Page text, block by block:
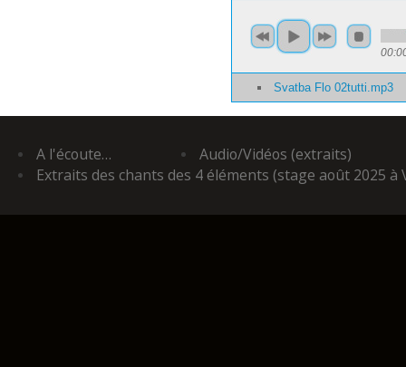
Svatba Flo 02tutti.mp3
A l'écoute…
Audio/Vidéos (extraits)
Extraits des chants des 4 éléments (stage août 2025 à